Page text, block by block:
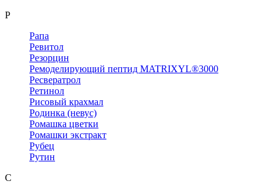
Р
Рапа
Ревитол
Резорцин
Ремоделирующий пептид MATRIXYL®3000
Ресвератрол
Ретинол
Рисовый крахмал
Родинка (невус)
Ромашка цветки
Ромашки экстракт
Рубец
Рутин
С